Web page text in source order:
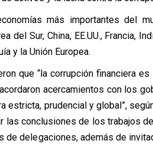
más importantes del
del Sur, China, EE.UU., Francia,
y la Unión Europea.
que “la corrupción financiera
acercamientos con los
estricta, prudencial y global”,
las conclusiones de los trabajos
delegaciones, además de